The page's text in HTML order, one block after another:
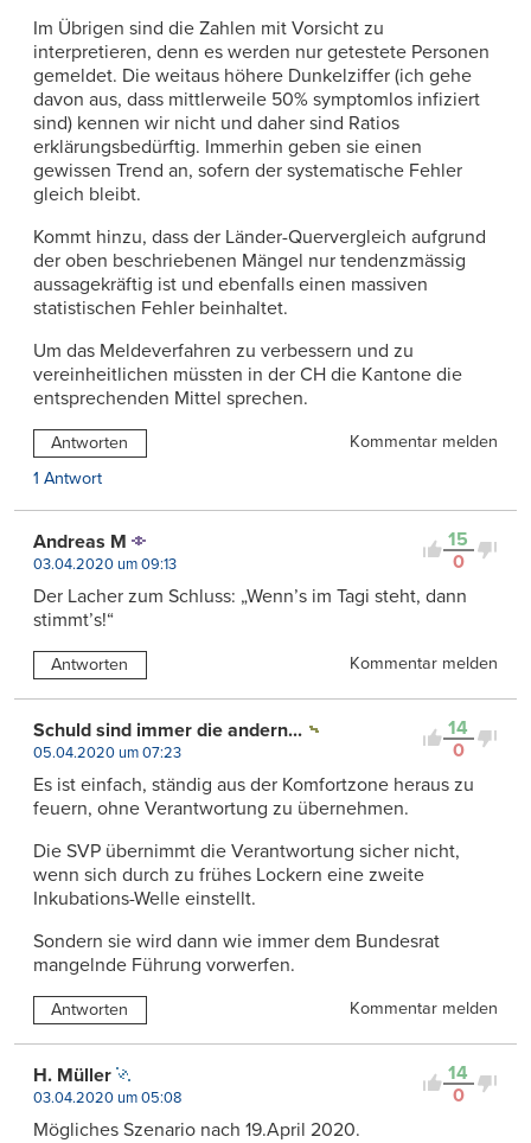
Im Übrigen sind die Zahlen mit Vorsicht zu
interpretieren, denn es werden nur getestete Personen
gemeldet. Die weitaus höhere Dunkelziffer (ich gehe
davon aus, dass mittlerweile 50% symptomlos infiziert
sind) kennen wir nicht und daher sind Ratios
erklärungsbedürftig. Immerhin geben sie einen
gewissen Trend an, sofern der systematische Fehler
gleich bleibt.
Kommt hinzu, dass der Länder-Quervergleich aufgrund
der oben beschriebenen Mängel nur tendenzmässig
aussagekräftig ist und ebenfalls einen massiven
statistischen Fehler beinhaltet.
Um das Meldeverfahren zu verbessern und zu
vereinheitlichen müssten in der CH die Kantone die
entsprechenden Mittel sprechen.
Antworten
Kommentar melden
1 Antwort
15
0
Andreas M
03.04.2020 um 09:13
Der Lacher zum Schluss: „Wenn’s im Tagi steht, dann
stimmt’s!“
Antworten Kommentar melden
14
0
Schuld sind immer die andern...
05.04.2020 um 07:23
Es ist einfach, ständig aus der Komfortzone heraus zu
feuern, ohne Verantwortung zu übernehmen.
Die SVP übernimmt die Verantwortung sicher nicht,
wenn sich durch zu frühes Lockern eine zweite
Inkubations-Welle einstellt.
Sondern sie wird dann wie immer dem Bundesrat
mangelnde Führung vorwerfen.
Antworten Kommentar melden
14
0
H. Müller
03.04.2020 um 05:08
Mögliches Szenario nach 19.April 2020.